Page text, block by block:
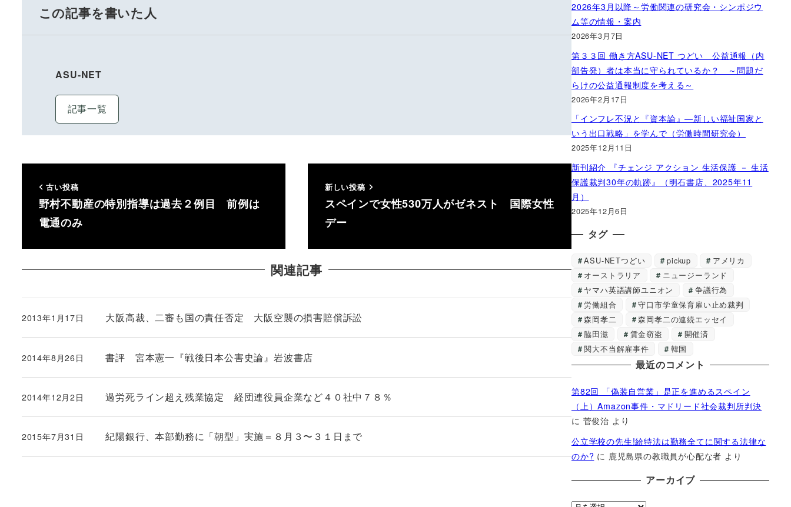
この記事を書いた人
ASU-NET
記事一覧
古い投稿
野村不動産の特別指導は過去２例目 前例は
電通のみ
新しい投稿
スペインで女性530万人がゼネスト 国際女性
デー
関連記事
大阪高裁、二審も国の責任否定 大阪空襲の損害賠償訴訟
投稿日
2013年1月17日
書評 宮本憲一『戦後日本公害史論』岩波書店
投稿日
2014年8月26日
過労死ライン超え残業協定 経団連役員企業など４０社中７８％
投稿日
2014年12月2日
紀陽銀行、本部勤務に「朝型」実施＝８月３〜３１日まで
投稿日
2015年7月31日
2026年3月以降～労働関連の研究会・シンポジウ
ム等の情報・案内
2026年3月7日
第３３回 働き方ASU-NET つどい 公益通報（内
部告発）者は本当に守られているか？ ～問題だ
らけの公益通報制度を考える～
2026年2月17日
「インフレ不況と『資本論』―新しい福祉国家と
いう出口戦略」を学んで（労働時間研究会）
2025年12月11日
新刊紹介 『チェンジ アクション 生活保護 － 生活
保護裁判30年の軌跡』（明石書店、2025年11
月）
2025年12月6日
タグ
ASU-NETつどい pickup
アメリカ
オーストラリア
ニュージーランド
ヤマハ英語講師ユニオン
争議行為
労働組合
守口市学童保育雇い止め裁判
森岡孝二
森岡孝二の連続エッセイ
脇田滋
賃金窃盗
開催済
関大不当解雇事件
韓国
最近のコメント
第82回 「偽装自営業」是正を進めるスペイン
（上）Amazon事件・マドリード社会裁判所判決
に 菅俊治 より
公立学校の先生!給特法は勤務全てに関する法律な
のか? に 鹿児島県の教職員が心配な者 より
アーカイブ